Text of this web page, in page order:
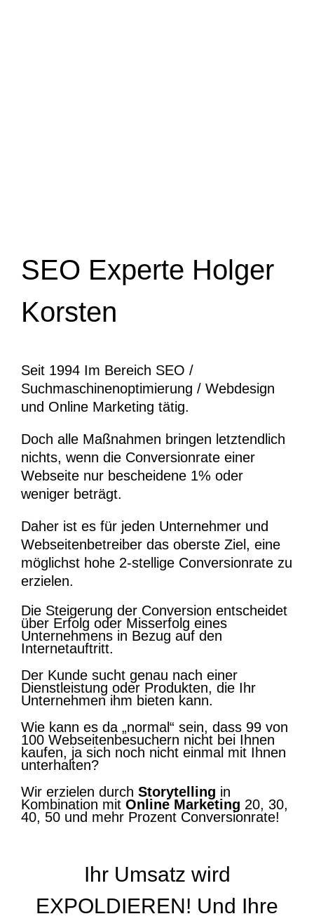
SEO Experte Holger
Korsten
Seit 1994 Im Bereich SEO /
Suchmaschinenoptimierung / Webdesign
und Online Marketing tätig.
Doch alle Maßnahmen bringen letztendlich
nichts, wenn die Conversionrate einer
Webseite nur bescheidene 1% oder
weniger beträgt.
Daher ist es für jeden Unternehmer und
Webseitenbetreiber das oberste Ziel, eine
möglichst hohe 2-stellige Conversionrate zu
erzielen.
Die Steigerung der Conversion entscheidet
über Erfolg oder Misserfolg eines
Unternehmens in Bezug auf den
Internetauftritt.
Der Kunde sucht genau nach einer
Dienstleistung oder Produkten, die Ihr
Unternehmen ihm bieten kann.
Wie kann es da „normal“ sein, dass 99 von
100 Webseitenbesuchern nicht bei Ihnen
kaufen, ja sich noch nicht einmal mit Ihnen
unterhalten?
Wir erzielen durchStorytelling in
Kombination mitOnline Marketing 20, 30,
40, 50 und mehr Prozent Conversionrate!
Ihr Umsatz wird
EXPOLDIEREN! Und Ihre